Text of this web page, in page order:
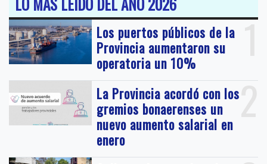
1
Los puertos públicos de la
Provincia aumentaron su
operatoria un 10%
2
La Provincia acordó con los
gremios bonaerenses un
nuevo aumento salarial en
enero